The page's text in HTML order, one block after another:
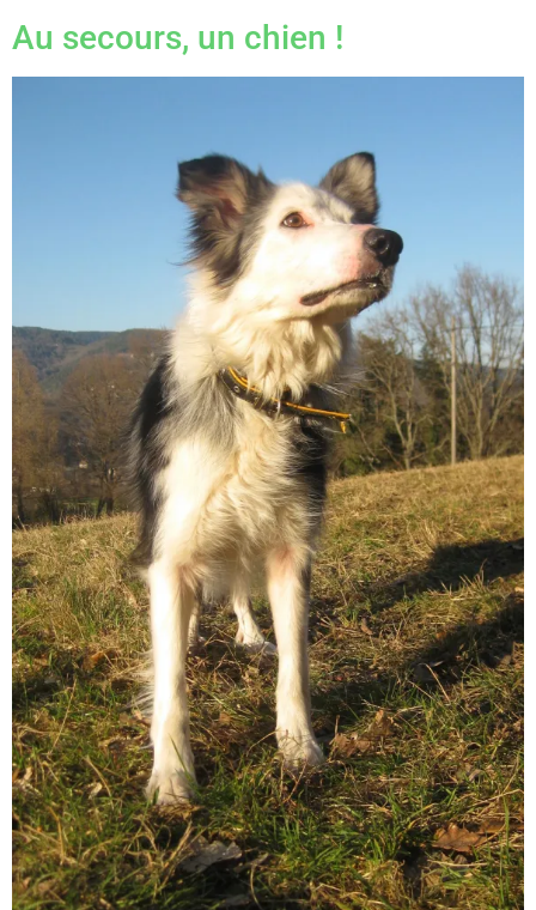
Au secours, un chien !